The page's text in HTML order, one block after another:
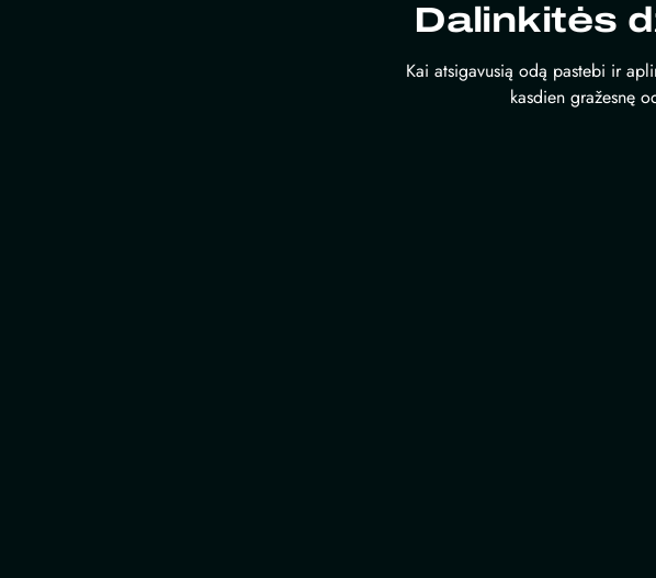
Dalinkitės
Kai atsigavusią odą pastebi ir
kasdien gražesnę